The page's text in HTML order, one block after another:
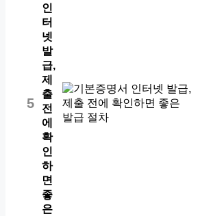
5
인
터
넷
발
급,
제
출
전
에
확
인
하
면
좋
은